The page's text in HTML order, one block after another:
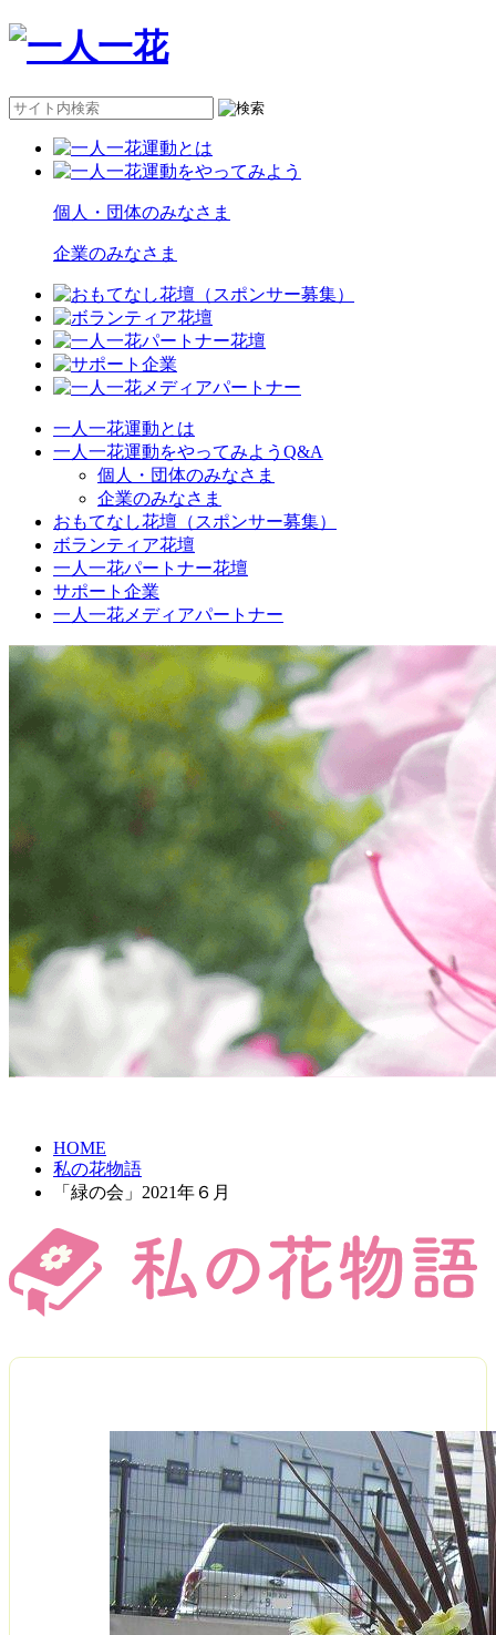
個人・団体のみなさま
企業のみなさま
一人一花運動とは
一人一花運動をやってみようQ&A
個人・団体のみなさま
企業のみなさま
おもてなし花壇（スポンサー募集）
ボランティア花壇
一人一花パートナー花壇
サポート企業
一人一花メディアパートナー
HOME
私の花物語
「緑の会」2021年６月